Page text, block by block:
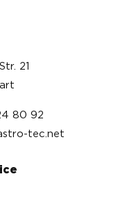
21
80 92
tec.net